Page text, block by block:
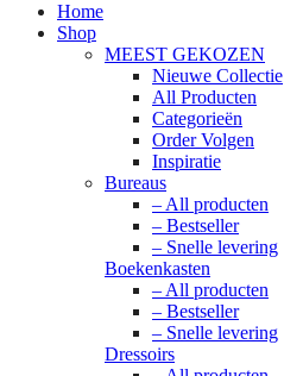
Home
Shop
MEEST GEKOZEN
Nieuwe Collectie
All Producten
Categorieën
Order Volgen
Inspiratie
Bureaus
– All producten
– Bestseller
– Snelle levering
Boekenkasten
– All producten
– Bestseller
– Snelle levering
Dressoirs